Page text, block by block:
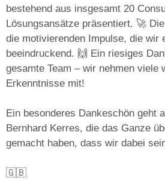
bestehend aus insgesamt 20
Lösungsansätze präsentiert. 🚀
die motivierenden Impulse, die wir
beeindruckend. 🙌 Ein riesiges
gesamte Team – wir nehmen viele
Erkenntnisse mit!
Ein besonderes Dankeschön geht
Bernhard Kerres, die das Ganze
gemacht haben, dass wir dabei
🇬🇧